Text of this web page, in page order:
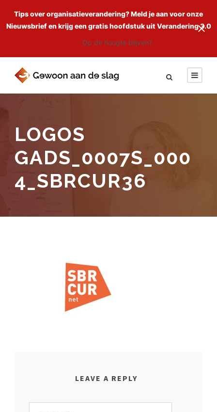
Tips over organisatieverandering? Meld je aan voor onze
Nieuwsbrief en krijg een gratis hoofdstuk uit Verandering 3.0
Op de hoogte blijven?
LOGOS
GADS_0007S_000
4_SBRCUR36
LEAVE A REPLY